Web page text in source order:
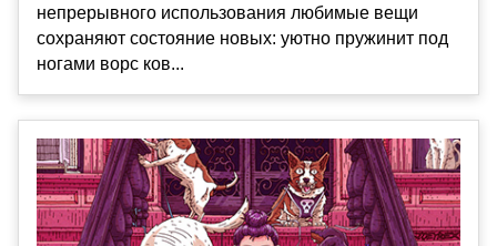
непрерывного использования любимые вещи
сохраняют состояние новых: уютно пружинит под
ногами ворс ков...